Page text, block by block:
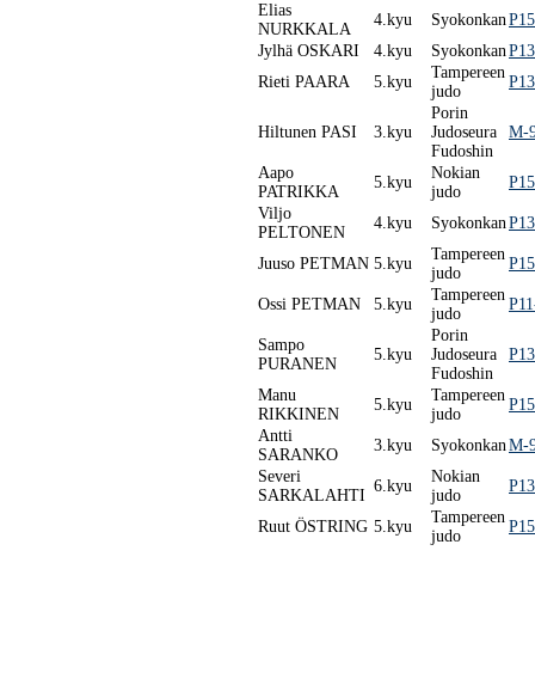
Elias
NURKKALA
4.kyu Syokonkan
Jylhä OSKARI
4.kyu Syokonkan
Rieti PAARA
5.kyu
Tampereen
judo
Hiltunen PASI 3.kyu
Porin
Judoseura
Fudoshin
M-
Aapo
PATRIKKA
5.kyu
Nokian
judo
Viljo
PELTONEN
4.kyu Syokonkan
Juuso PETMAN 5.kyu
Tampereen
judo
Ossi PETMAN 5.kyu
Tampereen
judo
Sampo
PURANEN
5.kyu
Porin
Judoseura
Fudoshin
Manu
RIKKINEN
5.kyu
Tampereen
judo
Antti
SARANKO
3.kyu SyokonkanM-
Severi
SARKALAHTI
6.kyu
Nokian
judo
Ruut ÖSTRING 5.kyu
Tampereen
judo